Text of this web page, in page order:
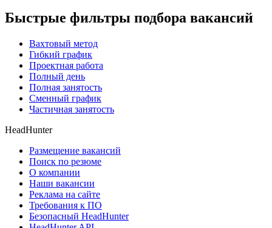
Быстрые фильтры подбора вакансий
Вахтовый метод
Гибкий график
Проектная работа
Полный день
Полная занятость
Сменный график
Частичная занятость
HeadHunter
Размещение вакансий
Поиск по резюме
О компании
Наши вакансии
Реклама на сайте
Требования к ПО
Безопасный HeadHunter